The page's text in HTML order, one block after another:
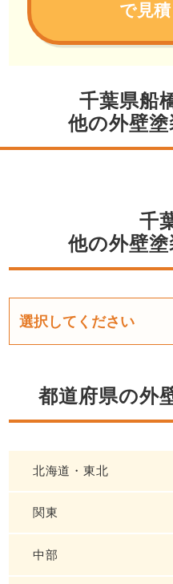
で見
千葉県船
他の外壁
千
他の外壁
都道府県の外
北海道・東北
関東
中部